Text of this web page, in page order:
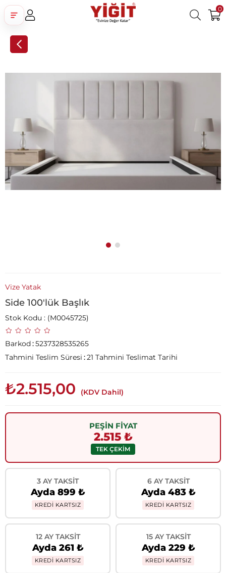
0
Vize Yatak
Side 100'lük Başlık
Stok Kodu (M0045725)
Barkod:5237328535265
Tahmini Teslim Süresi :21 Tahmini Teslimat Tarihi
₺2.515,00 (KDV Dahil)
PEŞİN FİYAT
2.515 ₺
TEK ÇEKİM
3 AY TAKSIT
Ayda 899 ₺
KREDİ KARTSIZ
6 AY TAKSIT
Ayda 483 ₺
KREDİ KARTSIZ
12 AY TAKSIT
Ayda 261 ₺
KREDİ KARTSIZ
15 AY TAKSIT
Ayda 229 ₺
KREDİ KARTSIZ